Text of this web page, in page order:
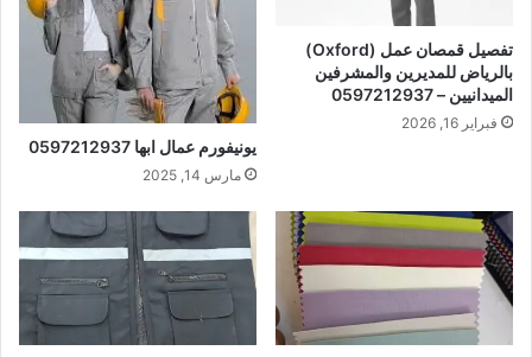
تفصيل قمصان عمل (Oxford)
بالرياض للمديرين والمشرفين
الميدانيين – 0597212937
فبراير 16, 2026
يونيفورم عمال ابها 0597212937
مارس 14, 2025